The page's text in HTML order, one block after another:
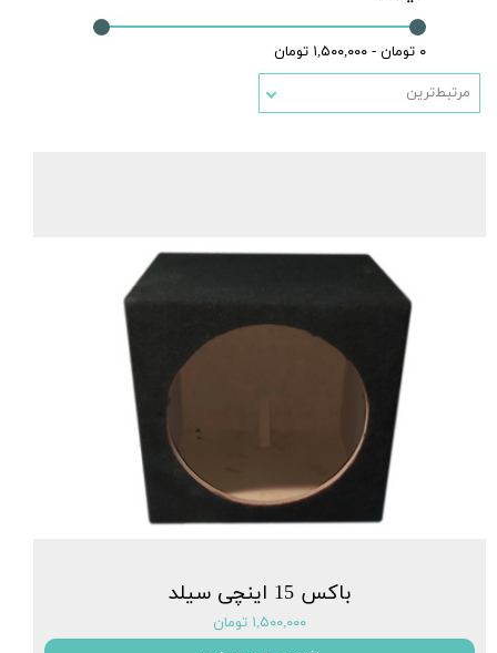
۰ تومان - ۱,۵۰۰,۰۰۰ تومان
مرتبط‌ترین
باکس 15 اینچی سیلد
۱,۵۰۰,۰۰۰ تومان